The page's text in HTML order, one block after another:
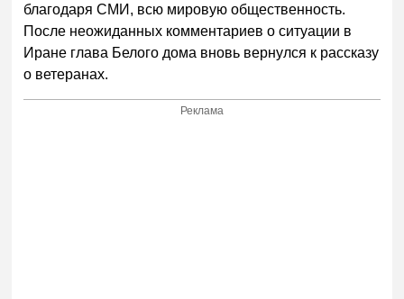
благодаря СМИ, всю мировую общественность.
После неожиданных комментариев о ситуации в
Иране глава Белого дома вновь вернулся к рассказу
о ветеранах.
Реклама